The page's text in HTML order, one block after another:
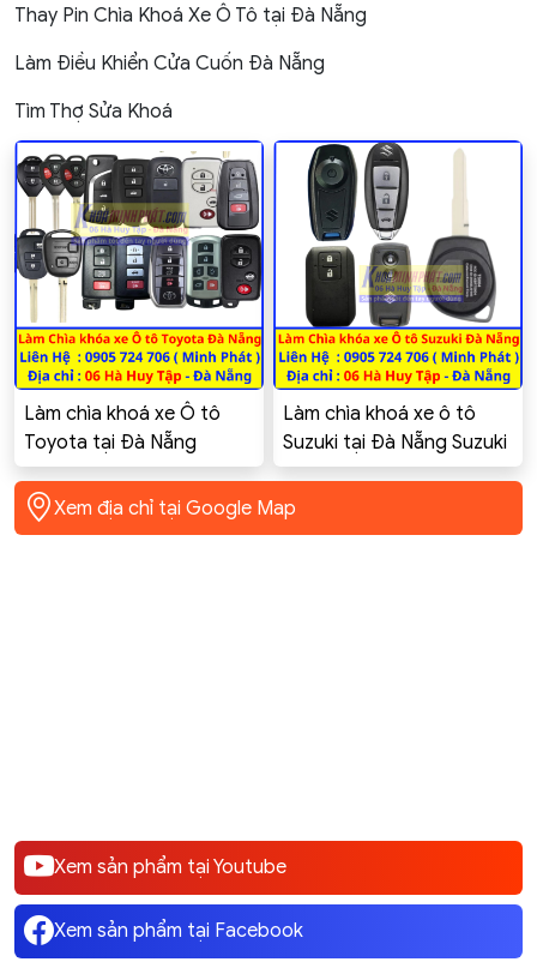
Thay Pin Chìa Khoá Xe Ô Tô tại Đà Nẵng
Làm Điều Khiển Cửa Cuốn Đà Nẵng
Tìm Thợ Sửa Khoá
Làm chìa khoá xe Ô tô
Toyota tại Đà Nẵng
Toyota Innova, Altis,
Corolla Cross, Vios, Yaris,
Camry, Hilux, Fortuner,
Làm chìa khoá xe ô tô
Suzuki tại Đà Nẵng Suzuki
Swift Celerio Ciaz Ertiga
XL7 GSX-R150
Xem địa chỉ tại Google Map
Xem sản phẩm tại Youtube
Xem sản phẩm tại Facebook